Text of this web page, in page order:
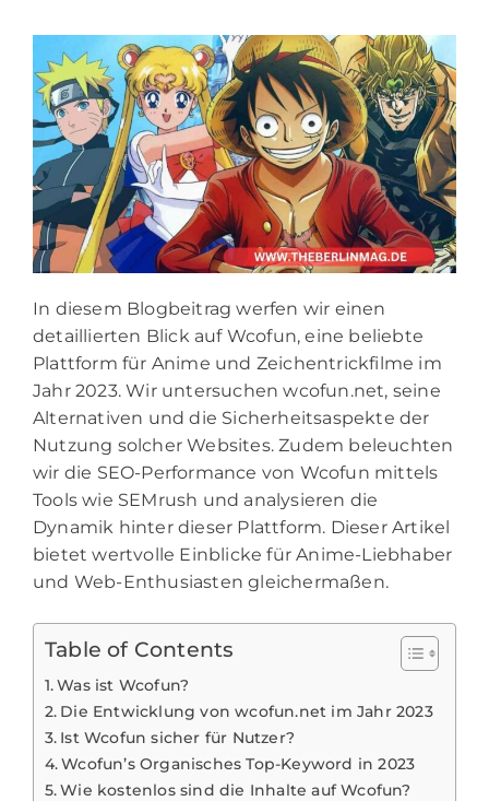
In diesem Blogbeitrag werfen wir einen
detaillierten Blick auf Wcofun, eine beliebte
Plattform für Anime und Zeichentrickfilme im
Jahr 2023. Wir untersuchen wcofun.net, seine
Alternativen und die Sicherheitsaspekte der
Nutzung solcher Websites. Zudem beleuchten
wir die SEO-Performance von Wcofun mittels
Tools wie SEMrush und analysieren die
Dynamik hinter dieser Plattform. Dieser Artikel
bietet wertvolle Einblicke für Anime-Liebhaber
und Web-Enthusiasten gleichermaßen.
Table of Contents
Was ist Wcofun?
Die Entwicklung von wcofun.net im Jahr 2023
Ist Wcofun sicher für Nutzer?
Wcofun’s Organisches Top-Keyword in 2023
Wie kostenlos sind die Inhalte auf Wcofun?